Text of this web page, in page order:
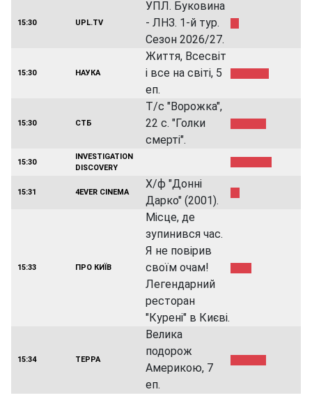
15:30 UPL.TV
УПЛ. Буковина
- ЛНЗ. 1-й тур.
Сезон 2026/27.
15:30 НАУКА
Життя, Всесвіт
і все на світі, 5
еп.
15:30 СТБ
Т/с "Ворожка",
22 с. "Голки
смерті".
15:30
INVESTIGATION
DISCOVERY
15:31 4EVER CINEMA
Х/ф "Донні
Дарко" (2001).
15:33 ПРО КИЇВ
Місце, де
зупинився час.
Я не повірив
своїм очам!
Легендарний
ресторан
"Курені" в Києві.
15:34 ТЕРРА
Велика
подорож
Америкою, 7
еп.